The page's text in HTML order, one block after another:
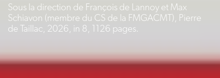
Sous la direction de François de Lannoy et Max
Schiavon (membre du CS de la FMGACMT), Pierre
de Taillac, 2026, in 8, 1126 pages.